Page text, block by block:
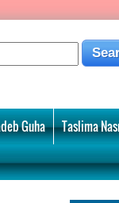
Guha Taslima